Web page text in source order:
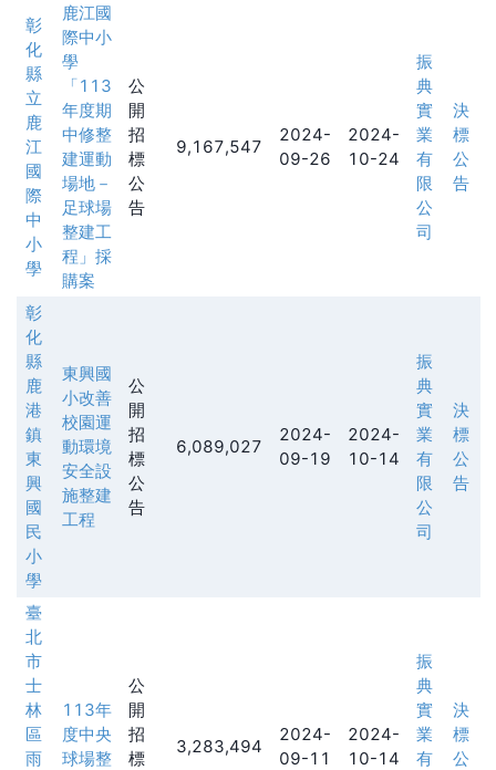
彰
化
縣
立
鹿
江
國
際
中
小
學
鹿江國
際中小
學
「113
年度期
中修整
建運動
場地－
足球場
整建工
程」採
購案
公
開
招
標
公
告
9,167,547
2024-
09-26
2024-
10-24
振
典
實
業
有
限
公
司
決
標
公
告
彰
化
縣
鹿
港
鎮
東
興
國
民
小
學
東興國
小改善
校園運
動環境
安全設
施整建
工程
公
開
招
標
公
告
6,089,027
2024-
09-19
2024-
10-14
振
典
實
業
有
限
公
司
決
標
公
告
臺
北
市
士
林
區
雨
113年
度中央
球場整
公
開
招
標
3,283,494
2024-
09-11
2024-
10-14
振
典
實
業
有
決
標
公